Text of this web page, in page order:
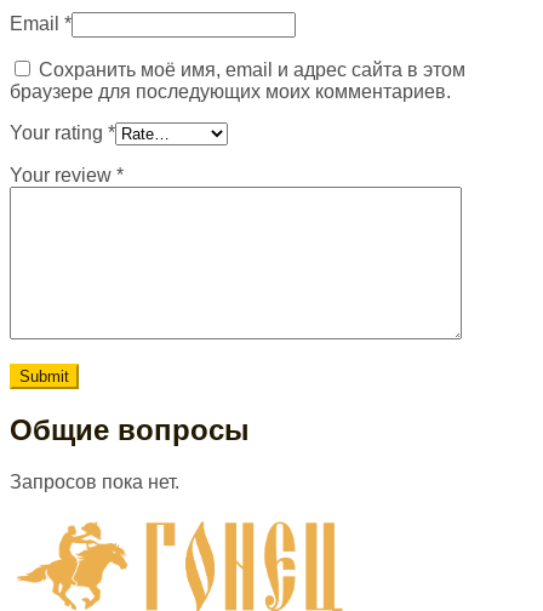
Email *
Сохранить моё имя, email и адрес сайта в этом
браузере для последующих моих комментариев.
Your rating *
Your review *
Общие вопросы
Запросов пока нет.